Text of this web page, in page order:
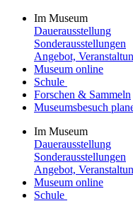
Im Museum
Dauerausstellung
Sonderausstellungen
Angebot,
Museum online
Schule
Forschen & Sammeln
Museumsbesuch
Im Museum
Dauerausstellung
Sonderausstellungen
Angebot,
Museum online
Schule